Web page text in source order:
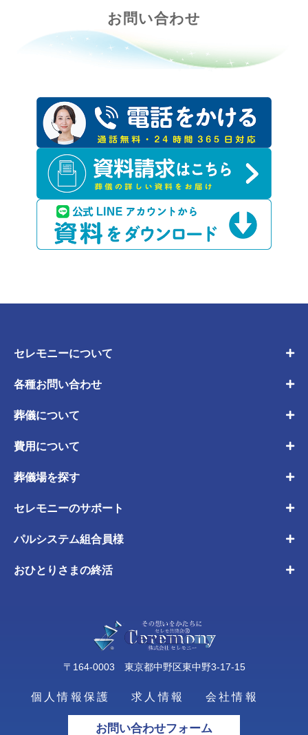
お問い合わせ
セレモニーについて
各種お問い合わせ
葬儀について
費用について
葬儀場を探す
セレモニーのサポート
パルシステム組合員様
おひとりさまの終活
〒164-0003 東京都中野区東中野3-17-15
個人情報保護 求人情報 会社情報
お問い合わせフォーム